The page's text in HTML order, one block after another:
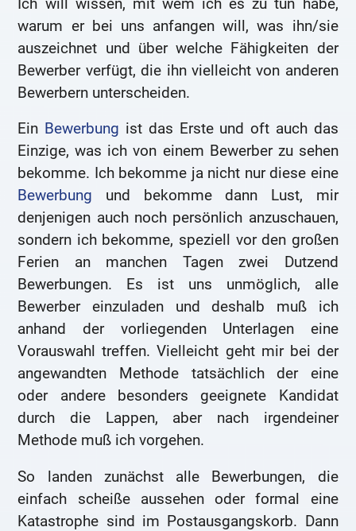
warum er bei uns anfangen will, was ihn/sie
auszeichnet und über welche Fähigkeiten der
Bewerber verfügt, die ihn vielleicht von anderen
Bewerbern unterscheiden.
Ein Bewerbung ist das Erste und oft auch das
Einzige, was ich von einem Bewerber zu sehen
bekomme. Ich bekomme ja nicht nur diese eine
Bewerbung und bekomme dann Lust, mir
denjenigen auch noch persönlich anzuschauen,
sondern ich bekomme, speziell vor den großen
Ferien an manchen Tagen zwei Dutzend
Bewerbungen. Es ist uns unmöglich, alle
Bewerber einzuladen und deshalb muß ich
anhand der vorliegenden Unterlagen eine
Vorauswahl treffen. Vielleicht geht mir bei der
angewandten Methode tatsächlich der eine
oder andere besonders geeignete Kandidat
durch die Lappen, aber nach irgendeiner
Methode muß ich vorgehen.
So landen zunächst alle Bewerbungen, die
einfach scheiße aussehen oder formal eine
Katastrophe sind im Postausgangskorb. Dann